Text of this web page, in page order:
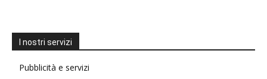
I nostri servizi
Pubblicità e servizi